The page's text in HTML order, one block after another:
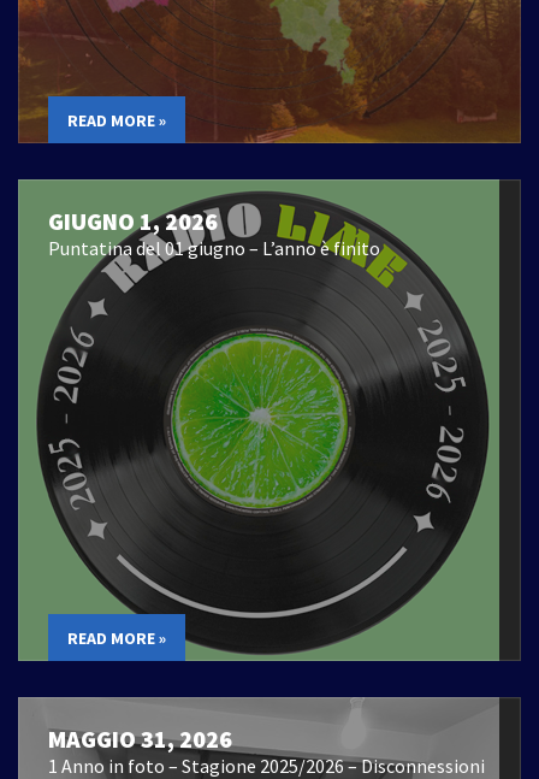
READ MORE »
GIUGNO 1, 2026
Puntatina del 01 giugno – L’anno è finito
READ MORE »
MAGGIO 31, 2026
1 Anno in foto – Stagione 2025/2026 – Disconnessioni